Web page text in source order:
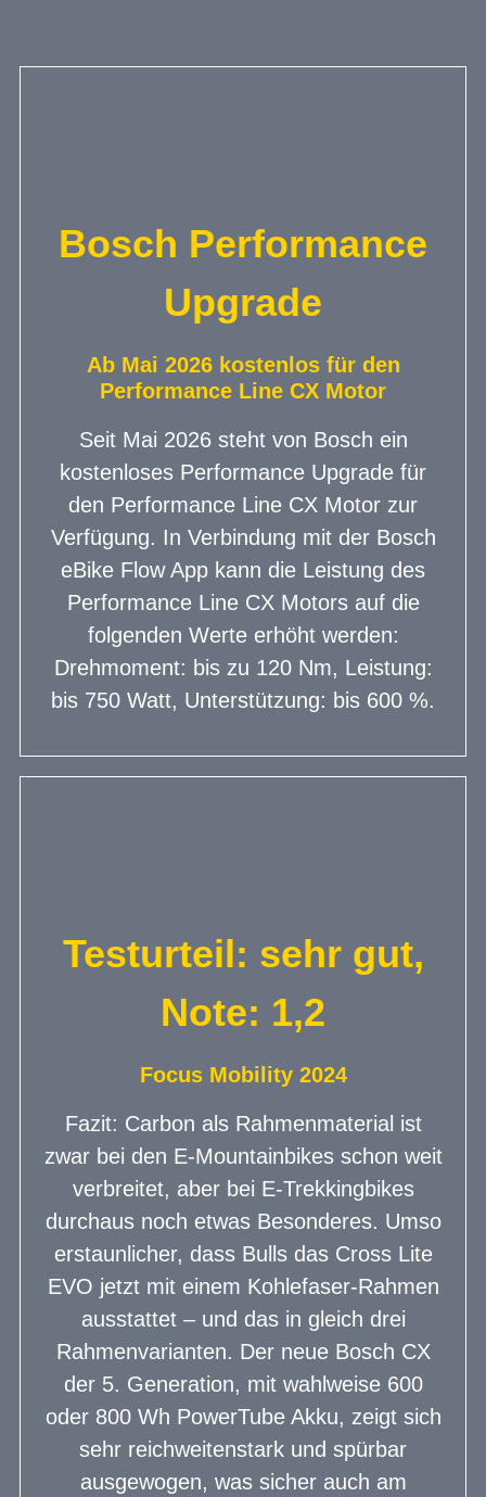
Bosch Performance
Upgrade
Ab Mai 2026 kostenlos für den
Performance Line CX Motor
Seit Mai 2026 steht von Bosch ein
kostenloses Performance Upgrade für
den Performance Line CX Motor zur
Verfügung. In Verbindung mit der Bosch
eBike Flow App kann die Leistung des
Performance Line CX Motors auf die
folgenden Werte erhöht werden:
Drehmoment: bis zu 120 Nm, Leistung:
bis 750 Watt, Unterstützung: bis 600 %.
Testurteil: sehr gut,
Note: 1,2
Focus Mobility 2024
Fazit: Carbon als Rahmenmaterial ist
zwar bei den E-Mountainbikes schon weit
verbreitet, aber bei E-Trekkingbikes
durchaus noch etwas Besonderes. Umso
erstaunlicher, dass Bulls das Cross Lite
EVO jetzt mit einem Kohlefaser-Rahmen
ausstattet – und das in gleich drei
Rahmenvarianten. Der neue Bosch CX
der 5. Generation, mit wahlweise 600
oder 800 Wh PowerTube Akku, zeigt sich
sehr reichweitenstark und spürbar
ausgewogen, was sicher auch am